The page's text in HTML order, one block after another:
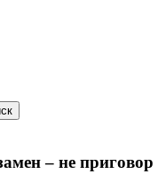
– не приговор